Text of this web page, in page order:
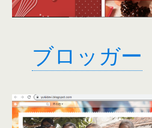
ブロッガー